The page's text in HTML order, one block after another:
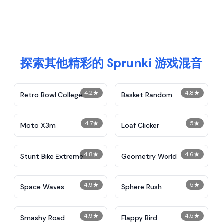
探索其他精彩的 Sprunki 游戏混音
4.2★
Retro Bowl College 4.8★
Basket Random
4.7★
Moto X3m 5★
Loaf Clicker
4.8★
Stunt Bike Extreme 4.6★
Geometry World
4.9★
Space Waves 5★
Sphere Rush
4.9★
Smashy Road 4.5★
Flappy Bird